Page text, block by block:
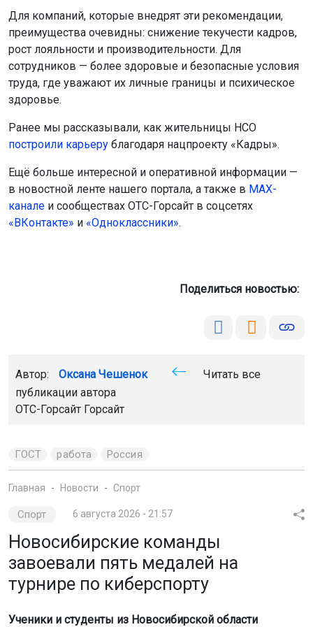
Для компаний, которые внедрят эти рекомендации,
преимущества очевидны: снижение текучести кадров,
рост лояльности и производительности. Для
сотрудников — более здоровые и безопасные условия
труда, где уважают их личные границы и психическое
здоровье.
Ранее мы рассказывали, как жительницы НСО
построили карьеру благодаря нацпроекту «Кадры».
Ещё больше интересной и оперативной информации —
в новостной ленте нашего портала, а также в МАХ-
канале и сообществах ОТС-Горсайт в соцсетях
«ВКонтакте» и «Одноклассники».
Поделиться новостью:
Автор: Оксана Чешенок
Читать все
публикации автора
ОТС-Горсайт Горсайт
ГОСТ работа Россия
Главная Новости Спорт
Спорт 6 августа 2026 - 21:57
Новосибирские команды
завоевали пять медалей на
турнире по киберспорту
Ученики и студенты из Новосибирской области